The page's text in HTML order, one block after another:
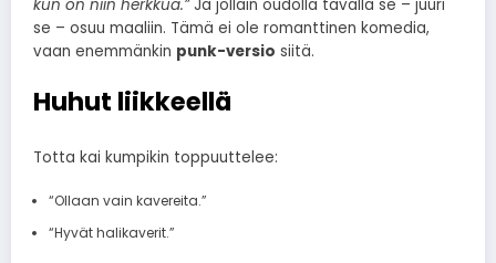
kun on niin herkkua.”Ja jollain oudolla tavalla se – juuri
se – osuu maaliin. Tämä ei ole romanttinen komedia,
vaan enemmänkin punk-versio siitä.
Huhut liikkeellä
Totta kai kumpikin toppuuttelee:
“Ollaan vain kavereita.”
“Hyvät halikaverit.”